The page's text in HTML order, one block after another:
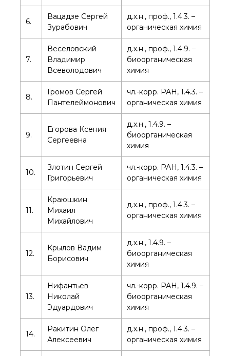
Национальные
проекты России
Разработки
Крупный научный
по приоритетным
направлениям НТР РФ
Защита диссертаций
Набор студентов
Рекомендации ВАК
о типовых нарушениях
Новости института
Конференции
Новые лаборатории
Конкурсы, премии
Конкурсы вакантных
должностей
История ВХК РАН
Преподавательский
6.
Вацадзе Сергей
Зурабович
д.х.н., проф., 1.4.3. –
органическая химия
7.
Веселовский
Владимир
Всеволодович
д.х.н., проф., 1.4.9. –
биоорганическая
химия
8.
Громов Сергей
Пантелеймонович
чл.-корр. РАН, 1.4.3. –
органическая химия
9.
Егорова Ксения
Сергеевна
д.х.н., 1.4.9. –
биоорганическая
химия
10.
Злотин Сергей
Григорьевич
чл.-корр. РАН, 1.4.3. –
органическая химия
11.
Краюшкин
Михаил
Михайлович
д.х.н., проф., 1.4.3. –
органическая химия
12.
Крылов Вадим
Борисович
д.х.н., 1.4.9. –
биоорганическая
химия
13.
Нифантьев
Николай
Эдуардович
чл.-корр. РАН, 1.4.9. –
биоорганическая
химия
14.
Ракитин Олег
Алексеевич
д.х.н., проф., 1.4.3. –
органическая химия